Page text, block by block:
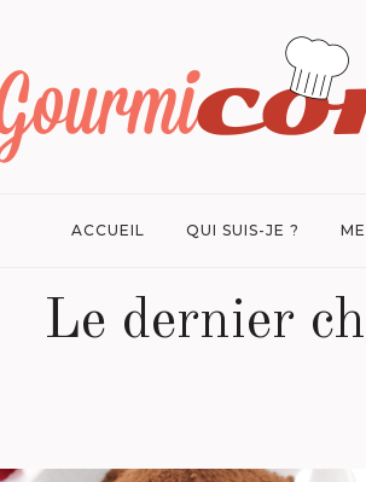
ACCUEIL QUI SUIS-JE ?
Le dernier